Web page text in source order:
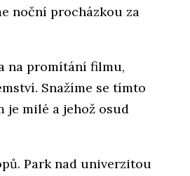
noční procházkou za
na promítání filmu,
Snažíme se tímto
je milé a jehož osud
Park nad univerzitou